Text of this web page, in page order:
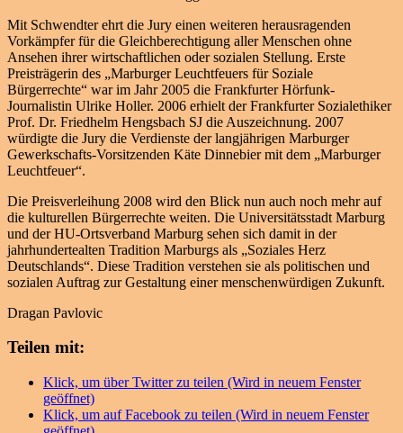
Mit Schwendter ehrt die Jury einen weiteren herausragenden
Vorkämpfer für die Gleichberechtigung aller Menschen ohne
Ansehen ihrer wirtschaftlichen oder sozialen Stellung. Erste
Preisträgerin des „Marburger Leuchtfeuers für Soziale
Bürgerrechte“ war im Jahr 2005 die Frankfurter Hörfunk-
Journalistin Ulrike Holler. 2006 erhielt der Frankfurter Sozialethiker
Prof. Dr. Friedhelm Hengsbach SJ die Auszeichnung. 2007
würdigte die Jury die Verdienste der langjährigen Marburger
Gewerkschafts-Vorsitzenden Käte Dinnebier mit dem „Marburger
Leuchtfeuer“.
Die Preisverleihung 2008 wird den Blick nun auch noch mehr auf
die kulturellen Bürgerrechte weiten. Die Universitätsstadt Marburg
und der HU-Ortsverband Marburg sehen sich damit in der
jahrhundertealten Tradition Marburgs als „Soziales Herz
Deutschlands“. Diese Tradition verstehen sie als politischen und
sozialen Auftrag zur Gestaltung einer menschenwürdigen Zukunft.
Dragan Pavlovic
Teilen mit:
Klick, um über Twitter zu teilen (Wird in neuem Fenster
geöffnet)
Klick, um auf Facebook zu teilen (Wird in neuem Fenster